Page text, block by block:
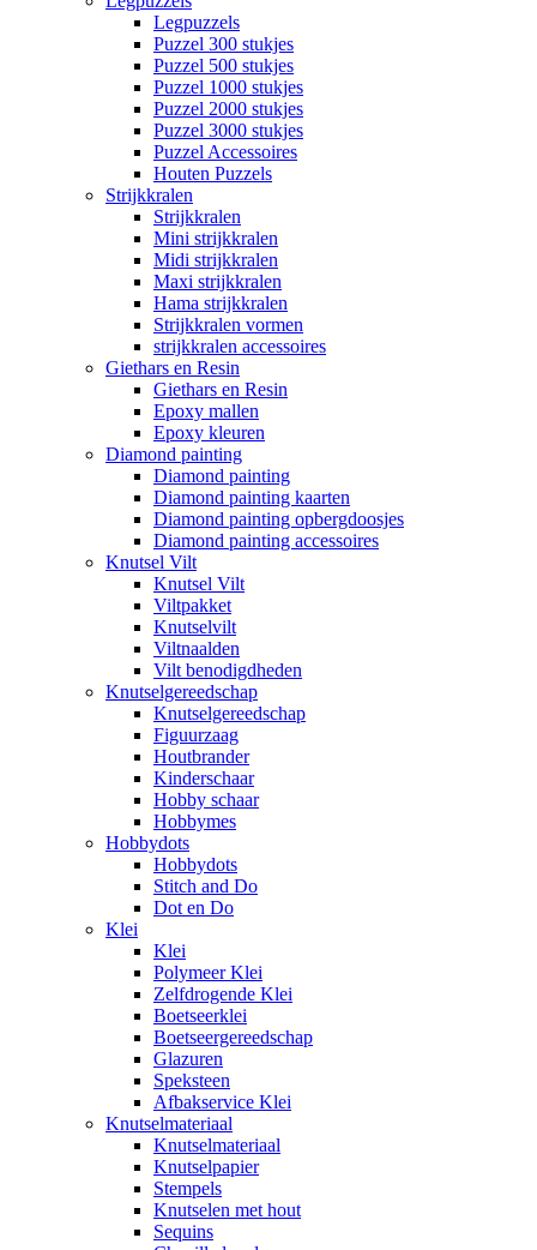
Legpuzzels
Puzzel 300 stukjes
Puzzel 500 stukjes
Puzzel 1000 stukjes
Puzzel 2000 stukjes
Puzzel 3000 stukjes
Puzzel Accessoires
Houten Puzzels
Strijkkralen
Strijkkralen
Mini strijkkralen
Midi strijkkralen
Maxi strijkkralen
Hama strijkkralen
Strijkkralen vormen
strijkkralen accessoires
Giethars en Resin
Giethars en Resin
Epoxy mallen
Epoxy kleuren
Diamond painting
Diamond painting
Diamond painting kaarten
Diamond painting opbergdoosjes
Diamond painting accessoires
Knutsel Vilt
Knutsel Vilt
Viltpakket
Knutselvilt
Viltnaalden
Vilt benodigdheden
Knutselgereedschap
Knutselgereedschap
Figuurzaag
Houtbrander
Kinderschaar
Hobby schaar
Hobbymes
Hobbydots
Hobbydots
Stitch and Do
Dot en Do
Klei
Klei
Polymeer Klei
Zelfdrogende Klei
Boetseerklei
Boetseergereedschap
Glazuren
Speksteen
Afbakservice Klei
Knutselmateriaal
Knutselmateriaal
Knutselpapier
Stempels
Knutselen met hout
Sequins